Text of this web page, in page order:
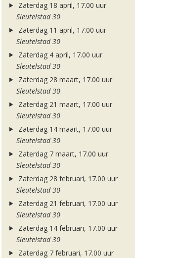
Zaterdag 18 april, 17.00 uur
Sleutelstad 30
Zaterdag 11 april, 17.00 uur
Sleutelstad 30
Zaterdag 4 april, 17.00 uur
Sleutelstad 30
Zaterdag 28 maart, 17.00 uur
Sleutelstad 30
Zaterdag 21 maart, 17.00 uur
Sleutelstad 30
Zaterdag 14 maart, 17.00 uur
Sleutelstad 30
Zaterdag 7 maart, 17.00 uur
Sleutelstad 30
Zaterdag 28 februari, 17.00 uur
Sleutelstad 30
Zaterdag 21 februari, 17.00 uur
Sleutelstad 30
Zaterdag 14 februari, 17.00 uur
Sleutelstad 30
Zaterdag 7 februari, 17.00 uur